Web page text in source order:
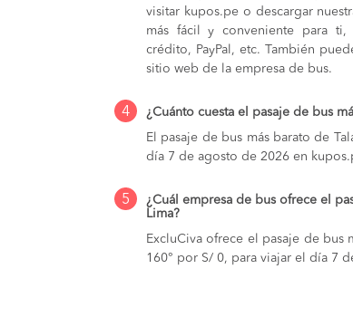
visitar kupos.pe o descargar
más fácil y conveniente para
crédito, PayPal, etc. También
sitio web de la empresa de bus.
4
¿Cuánto cuesta el pasaje de bus
El pasaje de bus más barato de
día 7 de agosto de 2026 en
5
¿Cuál empresa de bus ofrece el
Lima?
ExcluCiva ofrece el pasaje de bus
160° por S/ 0, para viajar el día 7